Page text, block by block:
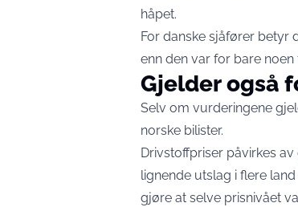
håpet.
For danske sjåfører betyr
enn den var for bare noen
Gjelder også
Selv om vurderingene
norske bilister.
Drivstoffpriser påvirkes
lignende utslag i flere
gjøre at selve prisnivået